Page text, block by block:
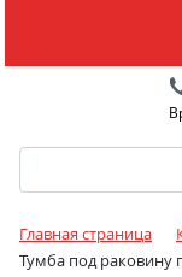
Главная страница
Тумба под раковину